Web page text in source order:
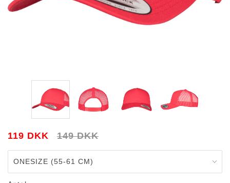
119 DKK 149 DKK